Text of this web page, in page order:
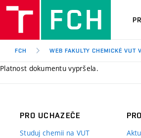
FCH WEB FAKULTY CHEMICKÉ VUT
Platnost dokumentu vypršela.
PRO UCHAZEČE
Studuj chemii na VUT